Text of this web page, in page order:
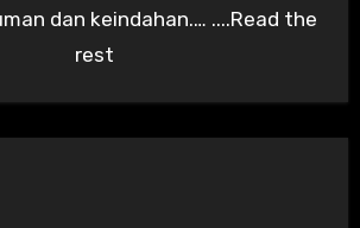
dan keindahan.… ....Read the
rest